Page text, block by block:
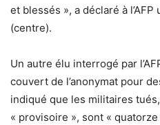
et blessés », a déclaré à
(centre).
Un autre élu interrogé par
couvert de l’anonymat pour
indiqué que les militaires
« provisoire », sont «